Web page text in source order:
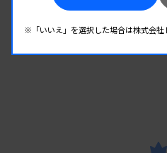
※「いいえ」を選択した場合は株式会社